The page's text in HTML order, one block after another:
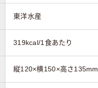
東洋水産
319kcal/1食あたり
縦120×横150×高さ135mm